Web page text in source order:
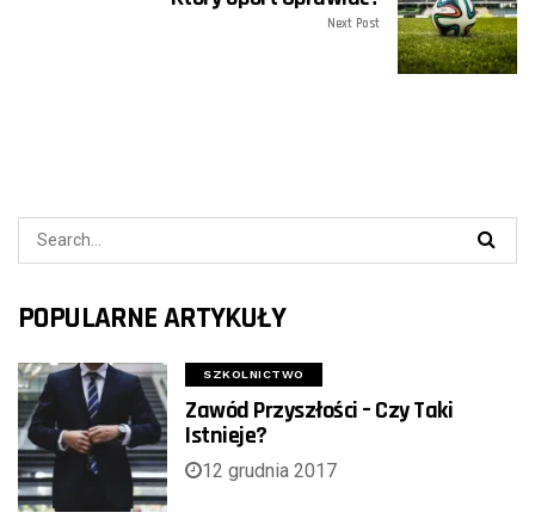
Next Post
POPULARNE ARTYKUŁY
SZKOLNICTWO
Zawód Przyszłości – Czy Taki
Istnieje?
12 grudnia 2017